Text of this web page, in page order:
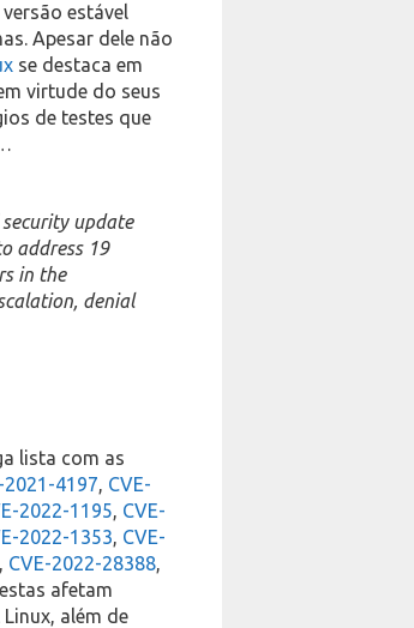
estável
Apesar dele não
se destaca em
virtude do seus
de testes que
security update
address 19
in the
denial
lista com as
2021-4197 CVE-
2022-1195 CVE-
2022-1353 CVE-
CVE-2022-28388
estas afetam
além de